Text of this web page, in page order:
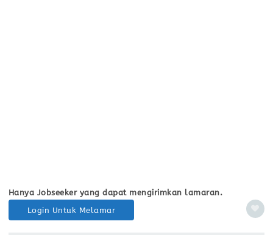
Hanya Jobseeker yang dapat mengirimkan lamaran.
Login Untuk Melamar